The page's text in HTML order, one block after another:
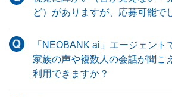
ど）がありますが、応募可能で
「NEOBANK ai」エージェント
家族の声や複数人の会話が聞こ
利用できますか？